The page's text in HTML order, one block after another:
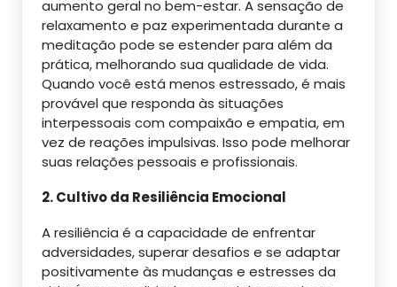
aumento geral no bem-estar. A sensação de
relaxamento e paz experimentada durante a
meditação pode se estender para além da
prática, melhorando sua qualidade de vida.
Quando você está menos estressado, é mais
provável que responda às situações
interpessoais com compaixão e empatia, em
vez de reações impulsivas. Isso pode melhorar
suas relações pessoais e profissionais.
2. Cultivo da Resiliência Emocional
A resiliência é a capacidade de enfrentar
adversidades, superar desafios e se adaptar
positivamente às mudanças e estresses da